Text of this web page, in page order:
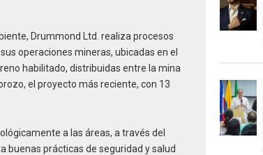
Drummond Ltd. realiza procesos
operaciones mineras, ubicadas en el
habilitado, distribuidas entre la mina
el proyecto más reciente, con 13
a las áreas, a través del
buenas prácticas de seguridad y salud